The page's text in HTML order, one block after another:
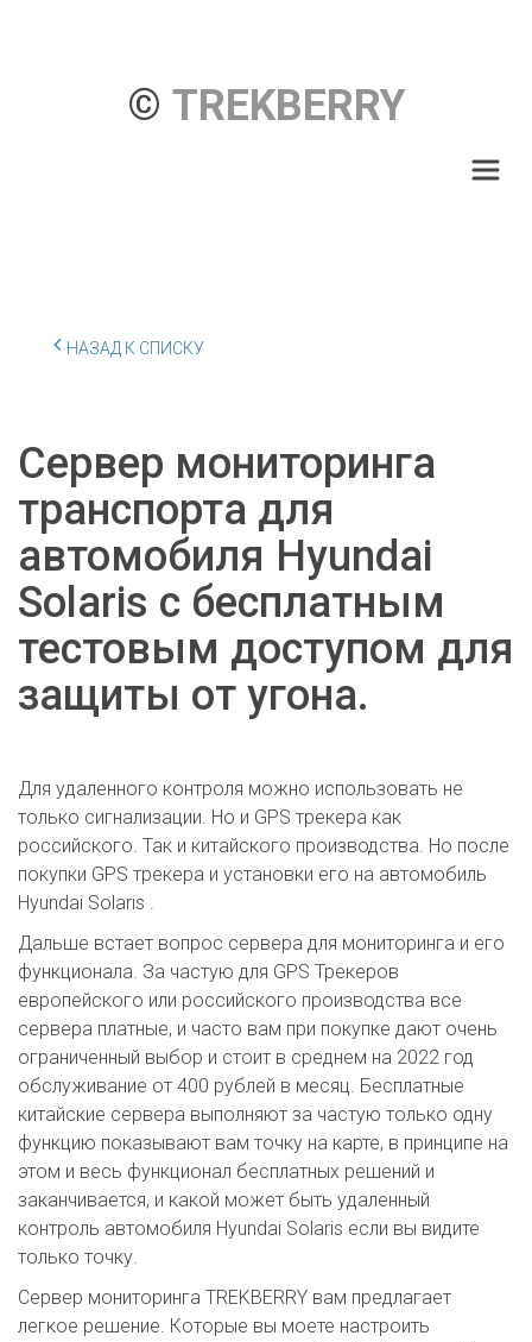
© TREKBERRY
НАЗАД К СПИСКУ
Сервер мониторинга
транспорта для
автомобиля Hyundai
Solaris с бесплатным
тестовым доступом для
защиты от угона.
Для удаленного контроля можно использовать не
только сигнализации. Но и GPS трекера как
российского. Так и китайского производства. Но после
покупки GPS трекера и установки его на автомобиль
Hyundai Solaris .
Дальше встает вопрос сервера для мониторинга и его
функционала. За частую для GPS Трекеров
европейского или российского производства все
сервера платные, и часто вам при покупке дают очень
ограниченный выбор и стоит в среднем на 2022 год
обслуживание от 400 рублей в месяц. Бесплатные
китайские сервера выполняют за частую только одну
функцию показывают вам точку на карте, в принципе на
этом и весь функционал бесплатных решений и
заканчивается, и какой может быть удаленный
контроль автомобиля Hyundai Solaris если вы видите
только точку.
Сервер мониторинга TREKBERRY вам предлагает
легкое решение. Которые вы моете настроить